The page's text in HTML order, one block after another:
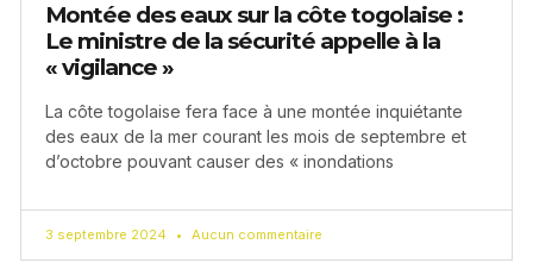
Montée des eaux sur la côte togolaise :
Le ministre de la sécurité appelle à la
« vigilance »
La côte togolaise fera face à une montée inquiétante
des eaux de la mer courant les mois de septembre et
d’octobre pouvant causer des « inondations
3 septembre 2024 Aucun commentaire